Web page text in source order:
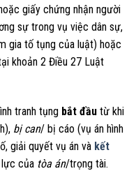
giấy chứng nhận người
sự trong vụ việc dân sự,
gia tố tụng của luật) hoặc
khoản 2 Điều 27 Luật
tranh tụng bắt đầu từ khi
bị can/ bị cáo (vụ án hình
giải quyết vụ án và kết
lực của tòa án/trọng tài.